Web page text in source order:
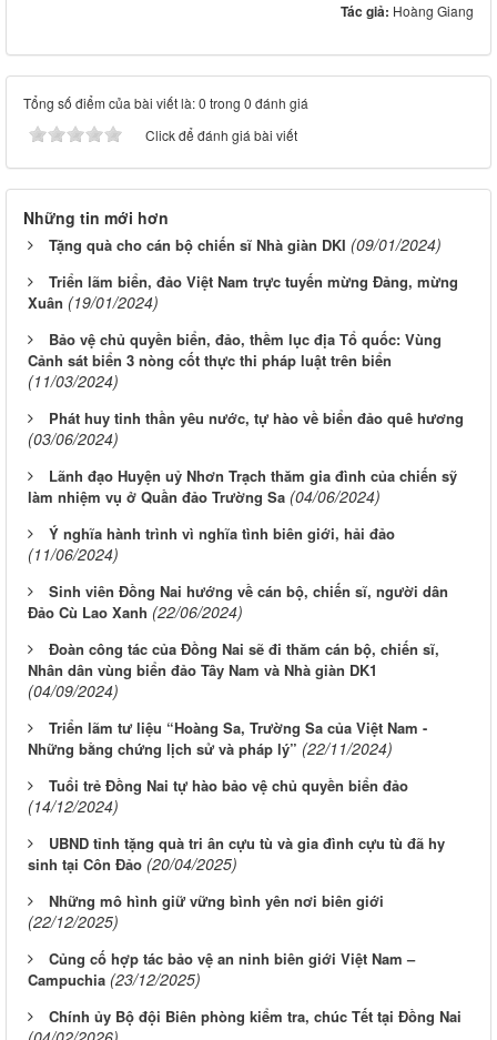
Tác giả: Hoàng Giang
Tổng số điểm của bài viết là: 0 trong 0 đánh giá
Click để đánh giá bài viết
Những tin mới hơn
Tặng quà cho cán bộ chiến sĩ Nhà giàn DKI (09/01/2024)
Triển lãm biển, đảo Việt Nam trực tuyến mừng Đảng, mừng
Xuân (19/01/2024)
Bảo vệ chủ quyền biển, đảo, thềm lục địa Tổ quốc: Vùng
Cảnh sát biển 3 nòng cốt thực thi pháp luật trên biển
(11/03/2024)
Phát huy tinh thần yêu nước, tự hào về biển đảo quê hương
(03/06/2024)
Lãnh đạo Huyện uỷ Nhơn Trạch thăm gia đình của chiến sỹ
làm nhiệm vụ ở Quần đảo Trường Sa (04/06/2024)
Ý nghĩa hành trình vì nghĩa tình biên giới, hải đảo
(11/06/2024)
Sinh viên Đồng Nai hướng về cán bộ, chiến sĩ, người dân
Đảo Cù Lao Xanh (22/06/2024)
Đoàn công tác của Đồng Nai sẽ đi thăm cán bộ, chiến sĩ,
Nhân dân vùng biển đảo Tây Nam và Nhà giàn DK1
(04/09/2024)
Triển lãm tư liệu “Hoàng Sa, Trường Sa của Việt Nam -
Những bằng chứng lịch sử và pháp lý” (22/11/2024)
Tuổi trẻ Đồng Nai tự hào bảo vệ chủ quyền biển đảo
(14/12/2024)
UBND tỉnh tặng quà tri ân cựu tù và gia đình cựu tù đã hy
sinh tại Côn Đảo (20/04/2025)
Những mô hình giữ vững bình yên nơi biên giới
(22/12/2025)
Củng cố hợp tác bảo vệ an ninh biên giới Việt Nam –
Campuchia (23/12/2025)
Chính ủy Bộ đội Biên phòng kiểm tra, chúc Tết tại Đồng Nai